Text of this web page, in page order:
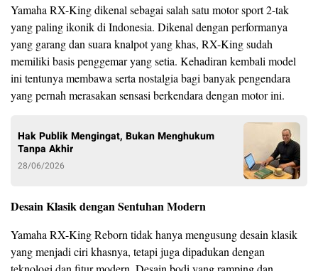
Yamaha RX-King dikenal sebagai salah satu motor sport 2-tak
yang paling ikonik di Indonesia. Dikenal dengan performanya
yang garang dan suara knalpot yang khas, RX-King sudah
memiliki basis penggemar yang setia. Kehadiran kembali model
ini tentunya membawa serta nostalgia bagi banyak pengendara
yang pernah merasakan sensasi berkendara dengan motor ini.
Hak Publik Mengingat, Bukan Menghukum
Tanpa Akhir
28/06/2026
Desain Klasik dengan Sentuhan Modern
Yamaha RX-King Reborn tidak hanya mengusung desain klasik
yang menjadi ciri khasnya, tetapi juga dipadukan dengan